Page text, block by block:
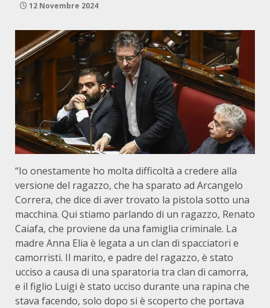
12 Novembre 2024
“Io onestamente ho molta difficoltà a credere alla
versione del ragazzo, che ha sparato ad Arcangelo
Correra, che dice di aver trovato la pistola sotto una
macchina. Qui stiamo parlando di un ragazzo, Renato
Caiafa, che proviene da una famiglia criminale. La
madre Anna Elia è legata a un clan di spacciatori e
camorristi. Il marito, e padre del ragazzo, è stato
ucciso a causa di una sparatoria tra clan di camorra,
e il figlio Luigi è stato ucciso durante una rapina che
stava facendo, solo dopo si è scoperto che portava